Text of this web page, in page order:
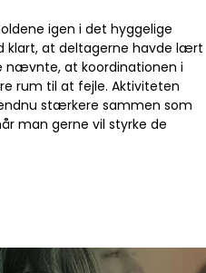
igen i det hyggelige
klart, at deltagerne havde lært
nævnte, at koordinationen i
rum til at fejle. Aktiviteten
stærkere sammen som
man gerne vil styrke de